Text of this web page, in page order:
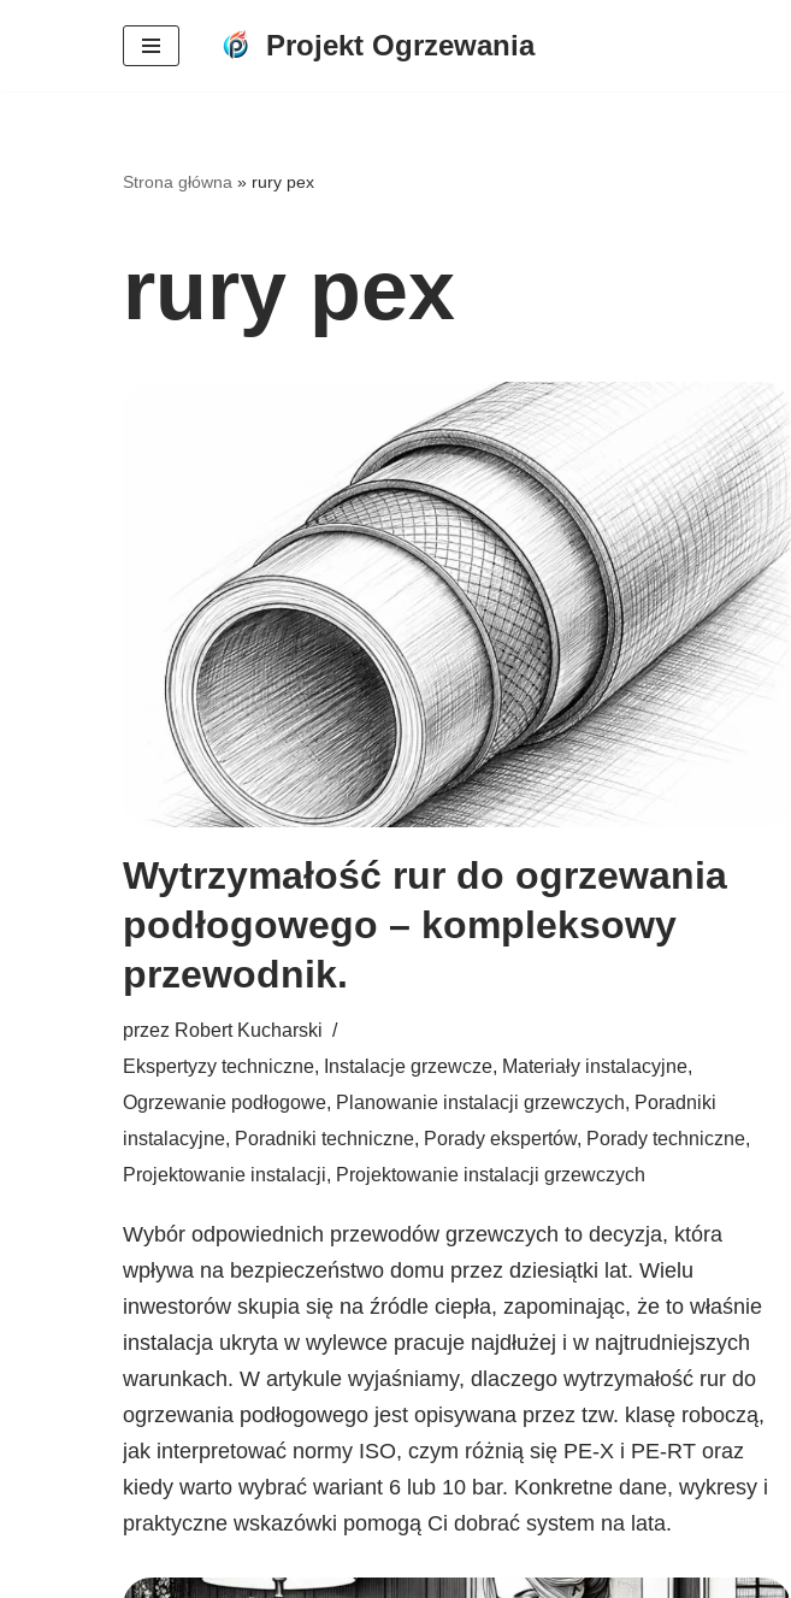
Projekt Ogrzewania
Strona główna » rury pex
rury pex
Wytrzymałość rur do ogrzewania
podłogowego – kompleksowy
przewodnik.
przez Robert Kucharski
Ekspertyzy techniczne, Instalacje grzewcze, Materiały instalacyjne,
Ogrzewanie podłogowe, Planowanie instalacji grzewczych, Poradniki
instalacyjne, Poradniki techniczne, Porady ekspertów, Porady techniczne,
Projektowanie instalacji, Projektowanie instalacji grzewczych
Wybór odpowiednich przewodów grzewczych to decyzja, która
wpływa na bezpieczeństwo domu przez dziesiątki lat. Wielu
inwestorów skupia się na źródle ciepła, zapominając, że to właśnie
instalacja ukryta w wylewce pracuje najdłużej i w najtrudniejszych
warunkach. W artykule wyjaśniamy, dlaczego wytrzymałość rur do
ogrzewania podłogowego jest opisywana przez tzw. klasę roboczą,
jak interpretować normy ISO, czym różnią się PE-X i PE-RT oraz
kiedy warto wybrać wariant 6 lub 10 bar. Konkretne dane, wykresy i
praktyczne wskazówki pomogą Ci dobrać system na lata.